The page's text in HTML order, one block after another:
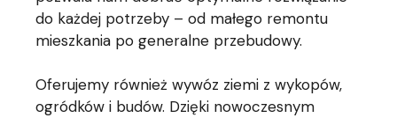
do każdej potrzeby – od małego remontu
mieszkania po generalne przebudowy.
Oferujemy również wywóz ziemi z wykopów,
ogródków i budów. Dzięki nowoczesnym